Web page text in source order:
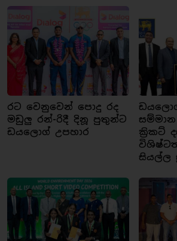
රට වෙනුවෙන් පොදු රද
මඩුලු රන්-රිදී දිනූ පුතුන්ට
ඩයලොග් උපහාර
සම්මාන
ක්‍රිකට්
සියල්ල